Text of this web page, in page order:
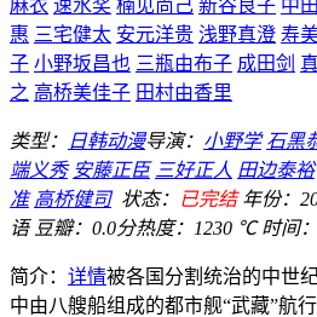
麻衣 速水奖 楠见尚己 新谷良子 中
惠 三宅健太 安元洋贵 浅野真澄 寿
子 小野坂昌也 三瓶由布子 成田剑
之 高桥美佳子 田村由香里
类型： 日韩动漫导演： 小野学 石黑
端义秀 安藤正臣 三好正人 田边泰裕
准 高桥健司 状态： 已完结 年份：
语 豆瓣：0.0分热度：1230 ℃ 时间：
简介： 详情被各国分割统治的中世
中由八艘船组成的都市舰“武藏”